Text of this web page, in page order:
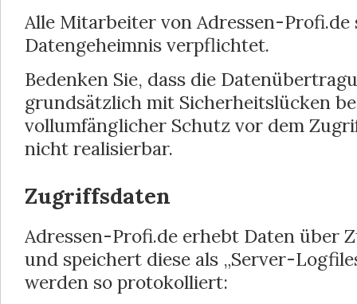
Alle Mitarbeiter von Adressen-Profi.de
Datengeheimnis verpflichtet.
Bedenken Sie, dass die
grundsätzlich mit Sicherheitslücken
vollumfänglicher Schutz vor dem
nicht realisierbar.
Zugriffsdaten
Adressen-Profi.de erhebt Daten über
und speichert diese als „Server-
werden so protokolliert: